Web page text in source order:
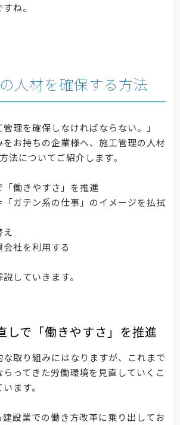
ね。
人材を確保する方法
管理を確保しなければならない。」
をお持ちの企業様へ、施工管理の人材
法についてご紹介します。
「働きやすさ」を推進
「ガテン系の仕事」のイメージを払拭
え
会社を利用する
していきます。
しで「働きやすさ」を推進
な取り組みにはなりますが、これまで
ってきた労働環境を見直していくこ
ます。
設業での働き方改革に乗り出してお